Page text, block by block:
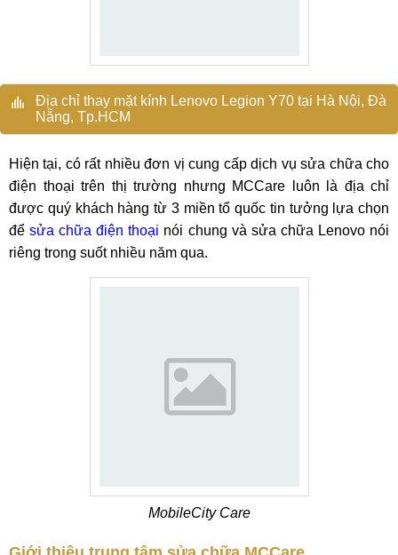
Địa chỉ thay mặt kính Lenovo Legion Y70 tại Hà Nội, Đà
Nẵng, Tp.HCM
Hiện tại, có rất nhiều đơn vị cung cấp dịch vụ sửa chữa cho
điện thoại trên thị trường nhưng MCCare luôn là địa chỉ
được quý khách hàng từ 3 miền tổ quốc tin tưởng lựa chọn
đểsửa chữa điện thoại nói chung và sửa chữa Lenovo nói
riêng trong suốt nhiều năm qua.
MobileCity Care